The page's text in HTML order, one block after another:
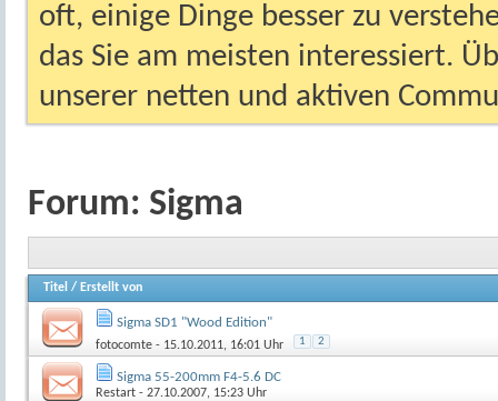
oft, einige Dinge besser zu
das Sie am meisten interessiert.
unserer netten und aktiven
Forum: Sigma
Titel / Erstellt von
Sigma SD1 "Wood Edition"
fotocomte - 15.10.2011, 16:01 Uhr 1 2
Sigma 55-200mm F4-5.6 DC
Restart - 27.10.2007, 15:23 Uhr